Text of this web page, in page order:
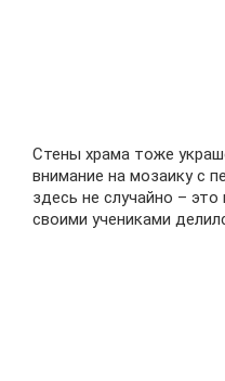
Стены храма тоже
внимание на мозаику с
здесь не случайно –
своими учениками